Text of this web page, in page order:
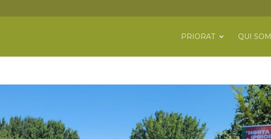
PRIORAT QUI SOM